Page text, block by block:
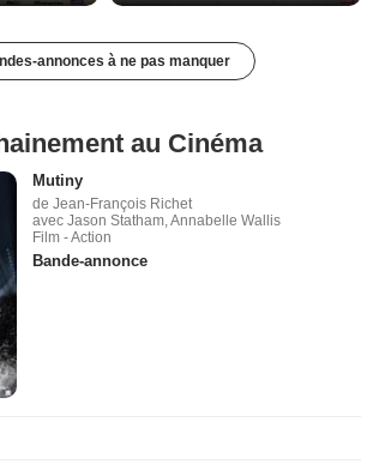
annonces à ne pas manquer
au Cinéma
Mutiny
de Jean-François Richet
avec Jason Statham, Annabelle Wallis
Film - Action
Bande-annonce